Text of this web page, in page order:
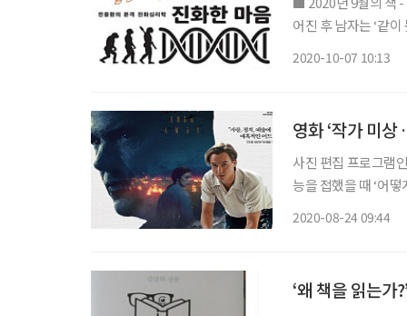
어진 후 남자는 ‘같
2020-10-07 10:13
영화 ‘작가 미
사진 편집 프로그램
능을 접했을 때 ‘어
2020-08-24 09:44
‘왜 책을 읽는가